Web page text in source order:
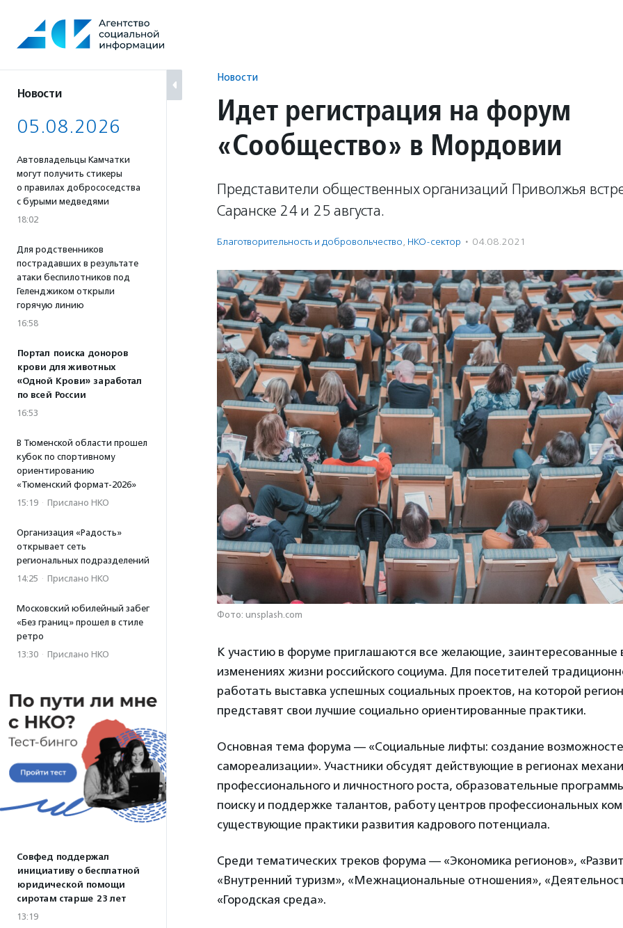
содержанию
Новости
05.08.2026
Автовладельцы Камчатки
могут получить стикеры
о правилах добрососедства
с бурыми медведями
18:02
Для родственников
пострадавших в результате
атаки беспилотников под
Геленджиком открыли
горячую линию
16:58
Портал поиска доноров
крови для животных
«Одной Крови» заработал
по всей России
16:53
В Тюменской области прошел
кубок по спортивному
ориентированию
«Тюменский формат-2026»
15:19 · Прислано НКО
Организация «Радость»
открывает сеть
региональных подразделений
14:25 · Прислано НКО
Московский юбилейный забег
«Без границ» прошел в стиле
ретро
13:30 · Прислано НКО
Совфед поддержал
инициативу о бесплатной
юридической помощи
сиротам старше 23 лет
13:19
Новости
Идет регистрация на форум
«Сообщество» в Мордовии
Представители общественных организаций Приволжья
Саранске 24 и 25 августа.
Благотвори­тель­ность и доброволь­чест­во, НКО-сектор · 04.08.2021
Фото: unsplash.com
К участию в форуме приглашаются все желающие, заинтересованные
изменениях жизни российского социума. Для посетителей
работать выставка успешных социальных проектов, на которой
представят свои лучшие социально ориентированные практики.
Основная тема форума — «Социальные лифты: создание
самореализации». Участники обсудят действующие в регионах
профессионального и личностного роста, образовательные
поиску и поддержке талантов, работу центров профессиональных
существующие практики развития кадрового потенциала.
Среди тематических треков форума — «Экономика регионов»,
«Внутренний туризм», «Межнациональные отношения»,
«Городская среда».